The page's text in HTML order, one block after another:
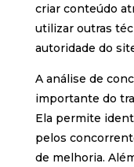
criar conteúdo
utilizar outras
autoridade do
A análise de
importante do
Ela permite
pelos
de melhoria.